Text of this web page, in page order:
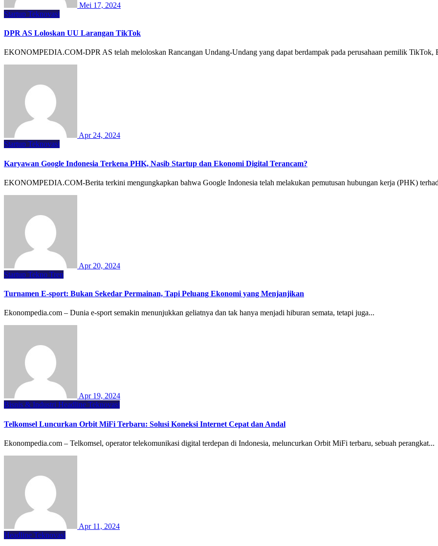
Mei 17, 2024
Startup Teknovasi
DPR AS Loloskan UU Larangan TikTok
EKONOMPEDIA.COM-DPR AS telah meloloskan Rancangan Undang-Undang yang dapat berdampak pada perusahaan pemilik TikTok,
Apr 24, 2024
Startup Teknovasi
Karyawan Google Indonesia Terkena PHK, Nasib Startup dan Ekonomi Digital Terancam?
EKONOMPEDIA.COM-Berita terkini mengungkapkan bahwa Google Indonesia telah melakukan pemutusan hubungan kerja (PHK)
Apr 20, 2024
Startup Tekno Tren
Turnamen E-sport: Bukan Sekedar Permainan, Tapi Peluang Ekonomi yang Menjanjikan
Ekonompedia.com – Dunia e-sport semakin menunjukkan geliatnya dan tak hanya menjadi hiburan semata, tetapi juga...
Apr 19, 2024
Bisnis & Industri Headline Teknovasi
Telkomsel Luncurkan Orbit MiFi Terbaru: Solusi Koneksi Internet Cepat dan Andal
Ekonompedia.com – Telkomsel, operator telekomunikasi digital terdepan di Indonesia, meluncurkan Orbit MiFi terbaru, sebuah perangkat...
Apr 11, 2024
Headline Teknovasi